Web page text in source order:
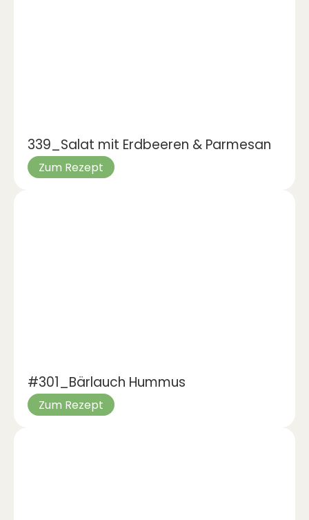
339_Salat mit Erdbeeren & Parmesan
Zum Rezept
#301_Bärlauch Hummus
Zum Rezept